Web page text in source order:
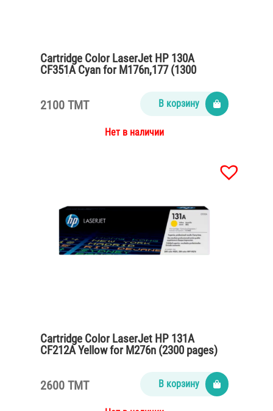
Cartridge Color LaserJet HP 130A
CF351A Cyan for M176n,177 (1300
2100 TMT В корзину
Нет в наличии
Cartridge Color LaserJet HP 131A
CF212A Yellow for M276n (2300 pages)
2600 TMT В корзину